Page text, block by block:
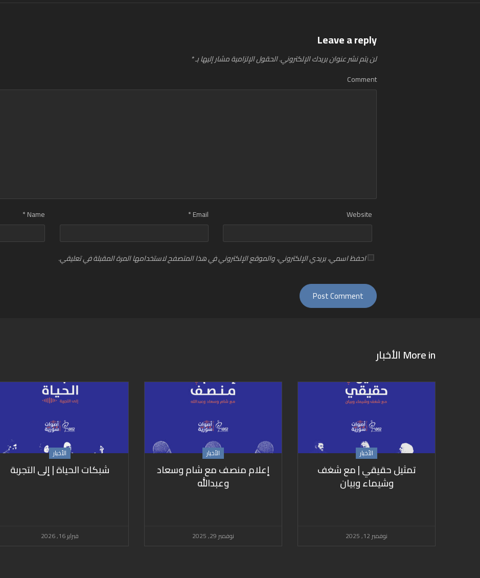
Leave a reply
لن يتم نشر عنوان بريدك الإلكتروني.الحقول الإلزامية مشار إليها بـ*
Comment
Name
* Email
* Website
احفظ اسمي، بريدي الإلكتروني، والموقع الإلكتروني في هذا المتصفح لاستخدامها المرة المقبلة في تعليقي.
More in الأخبار
الأخبار
شبكات الحياة | إلى التجربة
فبراير 16, 2026
الأخبار
إعلام منصف مع شام وسعاد
وعبدالله
نوفمبر 29, 2025
الأخبار
تمثيل حقيقي | مع شغف
وشيماء وبيان
نوفمبر 12, 2025